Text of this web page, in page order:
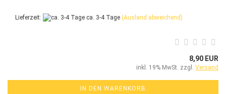
Lieferzeit: ca. 3-4 Tage (Ausland abweichend)
8,90 EUR
inkl. 19% MwSt. zzgl. Versand
IN DEN WARENKORB